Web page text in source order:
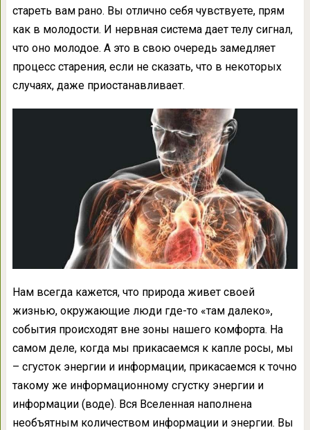
стареть вам рано. Вы отлично себя чувствуете, прям
как в молодости. И нервная система дает телу сигнал,
что оно молодое. А это в свою очередь замедляет
процесс старения, если не сказать, что в некоторых
случаях, даже приостанавливает.
Нам всегда кажется, что природа живет своей
жизнью, окружающие люди где-то «там далеко»,
события происходят вне зоны нашего комфорта. На
самом деле, когда мы прикасаемся к капле росы, мы
– сгусток энергии и информации, прикасаемся к точно
такому же информационному сгустку энергии и
информации (воде). Вся Вселенная наполнена
необъятным количеством информации и энергии. Вы